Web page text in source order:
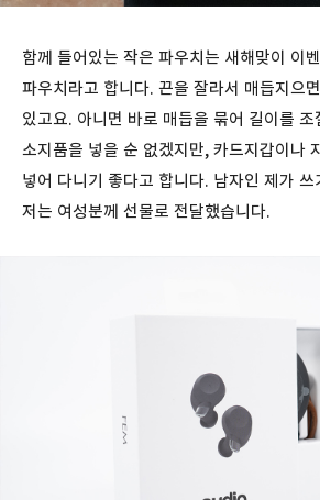
함께 들어있는 작은 파우치는 새해맞이 이
파우치라고 합니다. 끈을 잘라서 매듭지으
있고요. 아니면 바로 매듭을 묶어 길이를
소지품을 넣을 순 없겠지만, 카드지갑이나
넣어 다니기 좋다고 합니다. 남자인 제가
저는 여성분께 선물로 전달했습니다.